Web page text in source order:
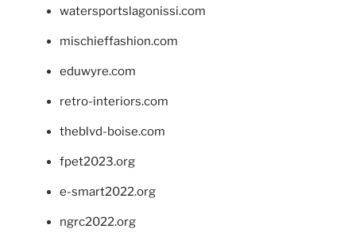
watersportslagonissi.com
mischieffashion.com
eduwyre.com
retro-interiors.com
theblvd-boise.com
fpet2023.org
e-smart2022.org
ngrc2022.org